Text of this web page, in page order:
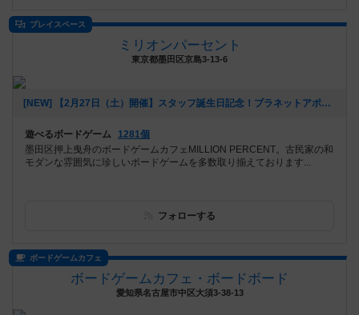
プレイスペース
ミリオンパーセント
東京都墨田区京島3-13-6
[NEW] 【2月27日（土）開催】スタッフ誕生日記念！プラネットアポカリプス会！！（2021年02月02日 13時24分）
遊べるボードゲーム
1281個
墨田区押上曳舟のボードゲームカフェMILLION PERCENT。古民家の和
モダンな雰囲気に珍しいボードゲームを多数取り揃えております...
フォローする
ボードゲームカフェ
ボードゲームカフェ・ボードボード
愛知県名古屋市中区大須3-38-13